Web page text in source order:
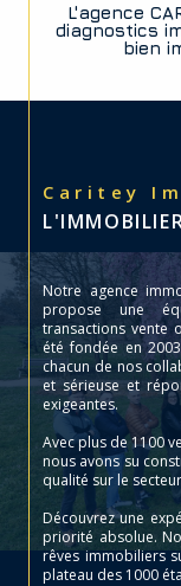
L'agence CARITEY IMMOBILIER vous offre les
diagnostics
bien
Caritey
Notre agence
propose une
transactions vente
été fondée en
chacun de nos
et sérieuse et
exigeantes.
Avec plus de 1100
nous avons su
qualité sur le
Découvrez une
priorité absolue.
rêves immobiliers
plateau des 1000